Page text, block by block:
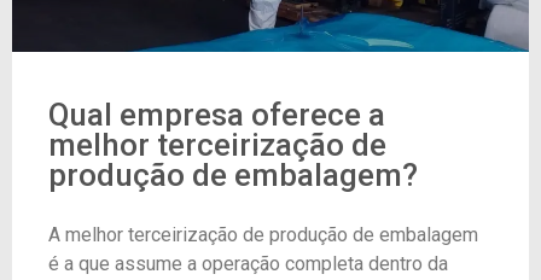
Qual empresa oferece a
melhor terceirização de
produção de embalagem?
A melhor terceirização de produção de embalagem
é a que assume a operação completa dentro da